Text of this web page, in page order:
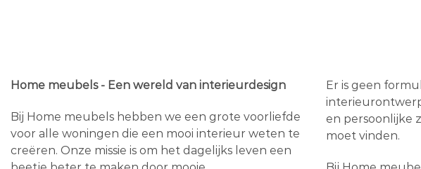
Home meubels - Een wereld van interieurdesign
Bij Home meubels hebben we een grote voorliefde
voor alle woningen die een mooi interieur weten te
creëren. Onze missie is om het dagelijks leven een
Er is geen
en persoonlijke
moet vinden.